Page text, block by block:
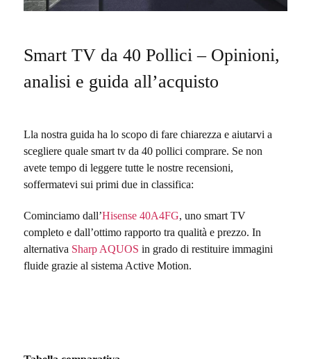
Smart TV da 40 Pollici – Opinioni,
analisi e guida all’acquisto
Lla nostra guida ha lo scopo di fare chiarezza e aiutarvi a
scegliere quale smart tv da 40 pollici comprare. Se non
avete tempo di leggere tutte le nostre recensioni,
soffermatevi sui primi due in classifica:
Cominciamo dall’Hisense 40A4FG, uno smart TV
completo e dall’ottimo rapporto tra qualità e prezzo. In
alternativa Sharp AQUOS in grado di restituire immagini
fluide grazie al sistema Active Motion.